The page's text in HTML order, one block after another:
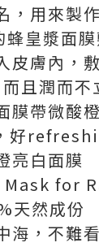
，用來製
皇漿面
皮膚內，
且潤而不
膜帶微酸
好
亮白面膜
Mask for
天然成份
海，不難